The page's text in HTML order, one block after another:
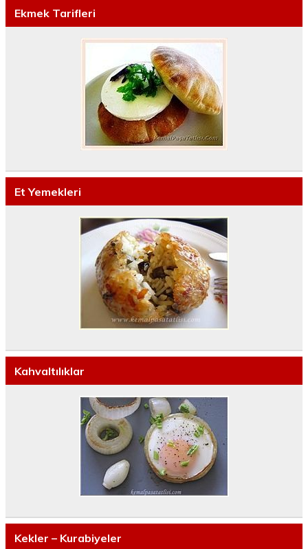
Ekmek Tarifleri
Et Yemekleri
Kahvaltılıklar
Kekler – Kurabiyeler